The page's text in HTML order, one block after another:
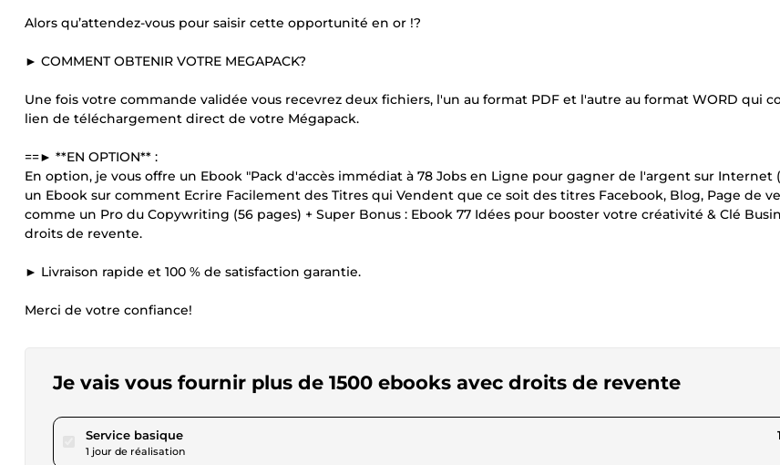
Alors qu’attendez-vous pour saisir cette opportunité en or !?
► COMMENT OBTENIR VOTRE MEGAPACK?
Une fois votre commande validée vous recevrez deux fichiers, l'un au format PDF et l'autre au format WORD qui
lien de téléchargement direct de votre Mégapack.
==► **EN OPTION** :
En option, je vous offre un Ebook "Pack d'accès immédiat à 78 Jobs en Ligne pour gagner de l'argent sur Internet
un Ebook sur comment Ecrire Facilement des Titres qui Vendent que ce soit des titres Facebook, Blog, Page de
comme un Pro du Copywriting (56 pages) + Super Bonus : Ebook 77 Idées pour booster votre créativité & Clé
droits de revente.
► Livraison rapide et 100 % de satisfaction garantie.
Merci de votre confiance!
Je vais vous fournir plus de 1500 ebooks avec droits de revente
Service basiquepour 17,34 $US
1 jour de réalisation